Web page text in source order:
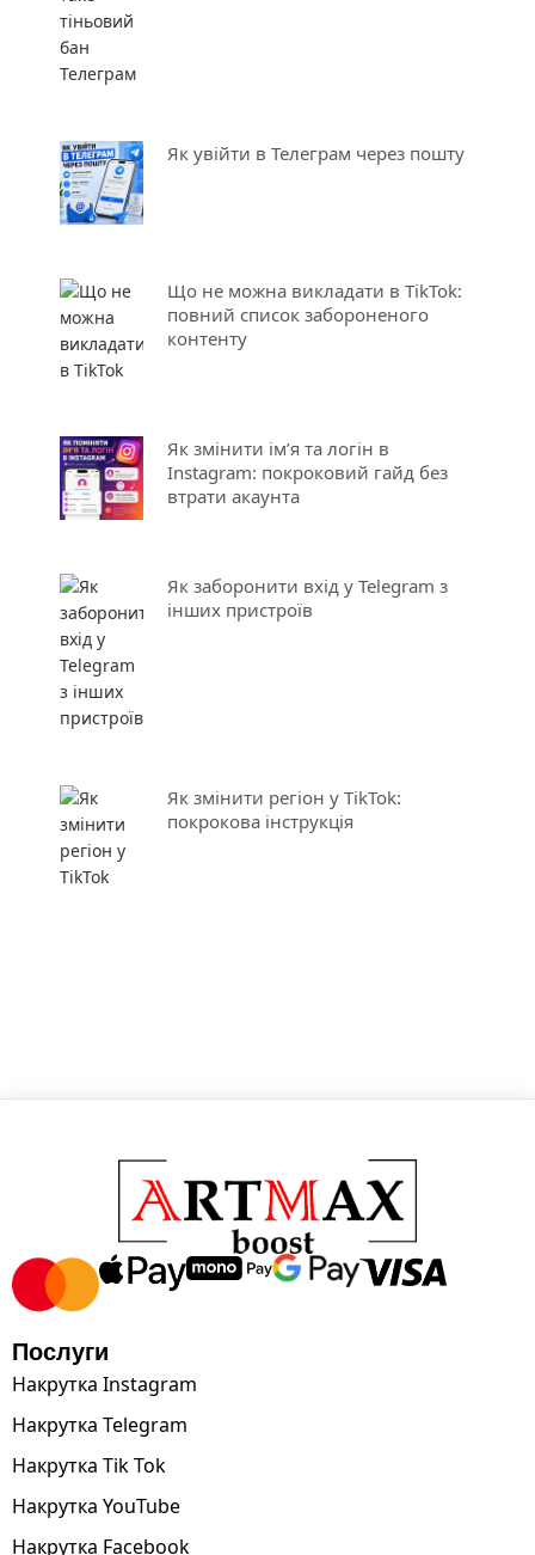
Як увійти в Телеграм через пошту
Що не можна викладати в TikTok:
повний список забороненого
контенту
Як змінити ім’я та логін в
Instagram: покроковий гайд без
втрати акаунта
Як заборонити вхід у Telegram з
інших пристроїв
Як змінити регіон у TikTok:
покрокова інструкція
Послуги
Накрутка Instagram
Накрутка Telegram
Накрутка Tik Tok
Накрутка YouTube
Накрутка Facebook